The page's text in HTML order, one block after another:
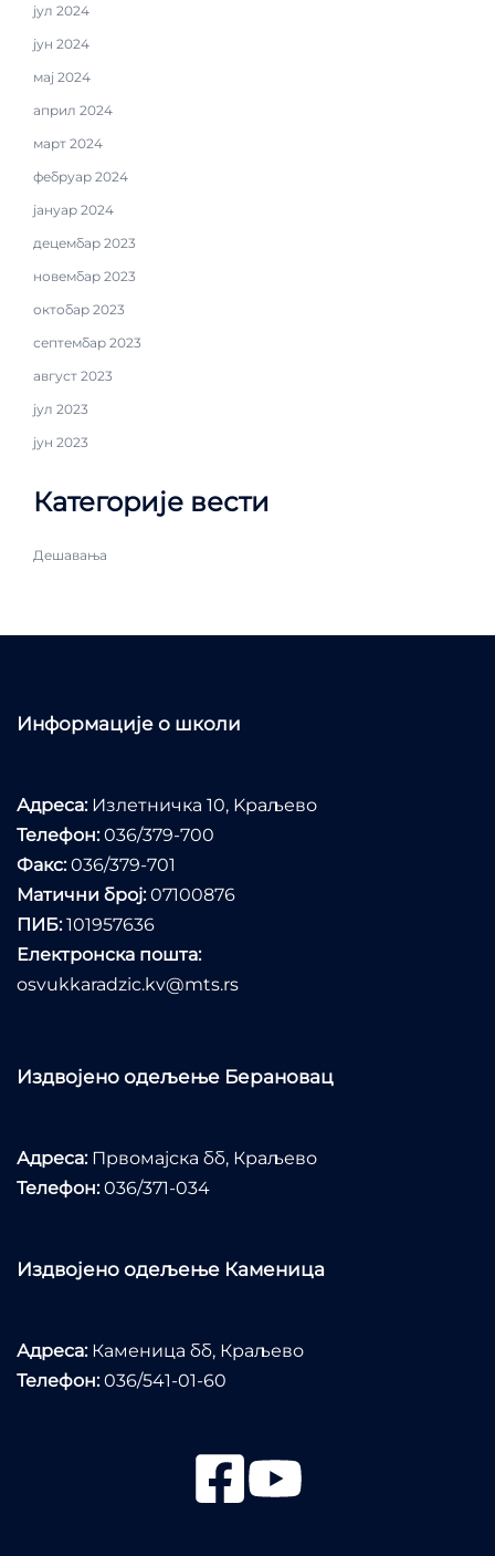
јул 2024
јун 2024
мај 2024
април 2024
март 2024
фебруар 2024
јануар 2024
децембар 2023
новембар 2023
октобар 2023
септембар 2023
август 2023
јул 2023
јун 2023
Категорије вести
Дешавања
Информације о школи
Адреса:Излетничка 10, Kраљево
Телефон:036/379-700
Факс:036/379-701
Матични број:07100876
ПИБ:101957636
Електронска пошта:
osvukkaradzic.kv@mts.rs
Издвојено одељење Берановац
Адреса:Првомајска бб, Краљево
Телефон:036/371-034
Издвојено одељење Каменица
Адреса:Каменица бб, Краљево
Телефон:036/541-01-60